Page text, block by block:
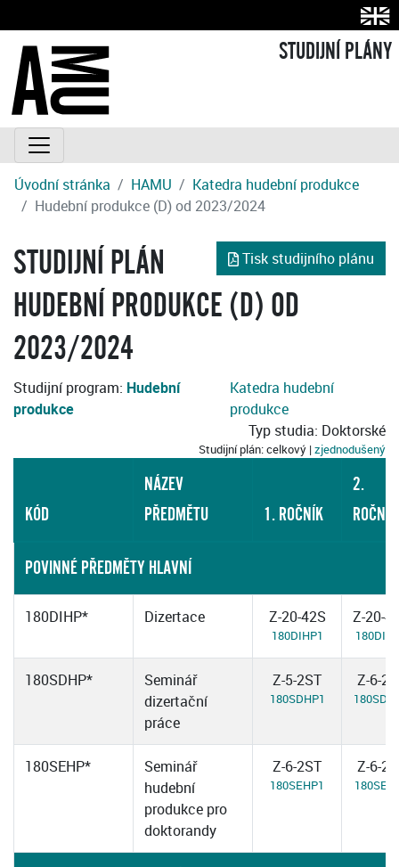
STUDIJNÍ PLÁNY
Úvodní stránka HAMU
Katedra hudební produkce
Hudební produkce (D) od 2023/2024
Tisk studijního plánu
STUDIJNÍ PLÁN
HUDEBNÍ PRODUKCE (D) OD
2023/2024
Studijní program: Hudební
produkce
Katedra hudební
produkce
Typ studia: Doktorské
Studijní plán: celkový |zjednodušený
KÓD
NÁZEV
PŘEDMĚTU
1. ROČNÍK
2.
ROČNÍK
POVINNÉ PŘEDMĚTY HLAVNÍ
180DIHP* Dizertace Z-20-42S
180DIHP1
Z-20-
180SDHP*
Seminář
dizertační
práce
Z-5-2ST
180SDHP1
Z-6-
180SEHP*
Seminář
hudební
produkce pro
doktorandy
Z-6-2ST
180SEHP1
Z-6-